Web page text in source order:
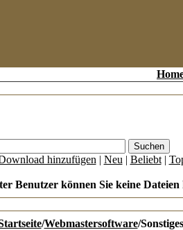
hinzufügen | Neu | Beliebt|
Benutzer können Sie keine Dateien
/Webmastersoftware/Sonstiges